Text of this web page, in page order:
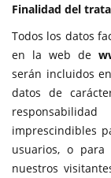
Finalidad del
Todos los datos
en la web de
serán incluidos
datos de
imprescindibles
usuarios, o
nuestros